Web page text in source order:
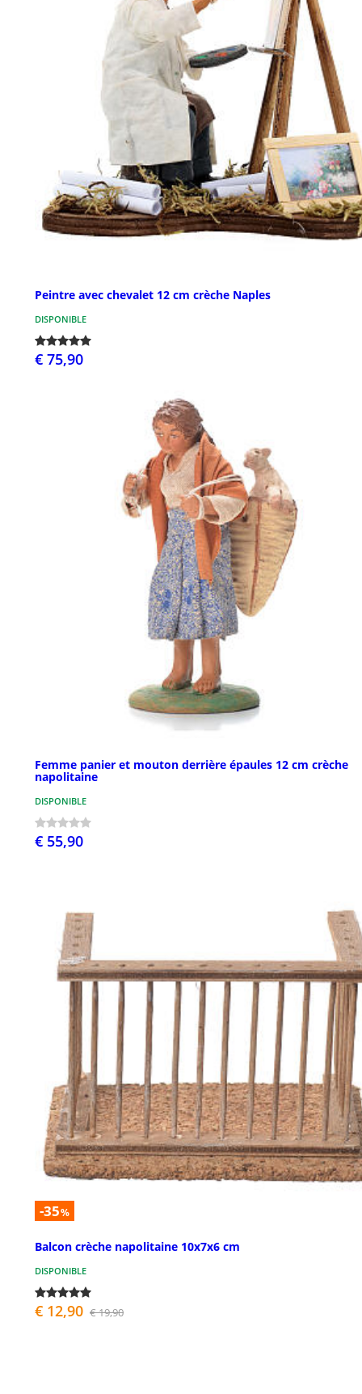
Peintre avec chevalet 12 cm crèche Naples
DISPONIBLE
€ 75,90
Femme panier et mouton derrière épaules 12 cm crèche
napolitaine
DISPONIBLE
€ 55,90
-35%
Balcon crèche napolitaine 10x7x6 cm
DISPONIBLE
€ 12,90 € 19,90